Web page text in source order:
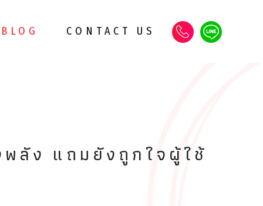
BLOG CONTACT US
พลัง แถมยังถูกใจผู้ใช้